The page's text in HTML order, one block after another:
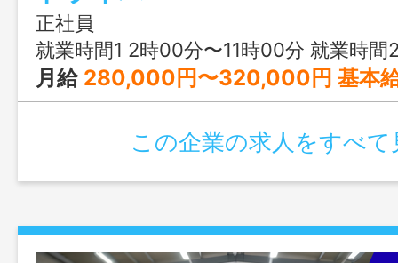
正社員
就業時間1 2時00分〜11時00分 就業時間2 3時00分〜12時00分 就業時間3 4時00分〜13時00分 又は 5時
月給 280,000円〜320,000円 基本給にＬＰ手当（
この企業の求人をすべて